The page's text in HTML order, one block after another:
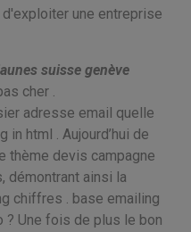
une entreprise
suisse genève
cher .
adresse email quelle
in html . Aujourd’hui de
thème devis campagne
démontrant ainsi la
chiffres . base emailing
? Une fois de plus le bon